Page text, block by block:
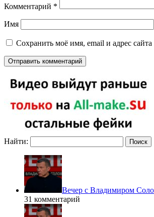
Комментарий *
Имя
Сохранить моё имя, email и адрес
Найти:
Вечер с Владимиром
31 комментарий